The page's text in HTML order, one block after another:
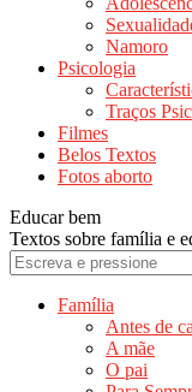
Namoro
Psicologia
Traços
Filmes
Belos Textos
Fotos aborto
Educar bem
Textos sobre família e
Família
Antes de
A mãe
O pai